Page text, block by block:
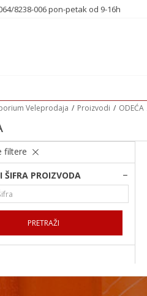
8238-006 pon-petak od 9-16h
Veleprodaja Proizvodi ODEĆA
filtere
ŠIFRA PROIZVODA
PRETRAŽI